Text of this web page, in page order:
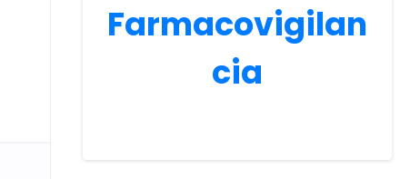
Farmacovigilan
cia